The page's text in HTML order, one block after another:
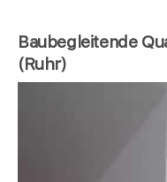
Baubegleitende
(Ruhr)